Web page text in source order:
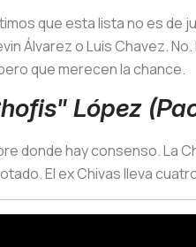
que esta lista no es de
Álvarez o Luis Chavez.
que merecen la chance.
López
donde hay consenso. La
El ex Chivas lleva